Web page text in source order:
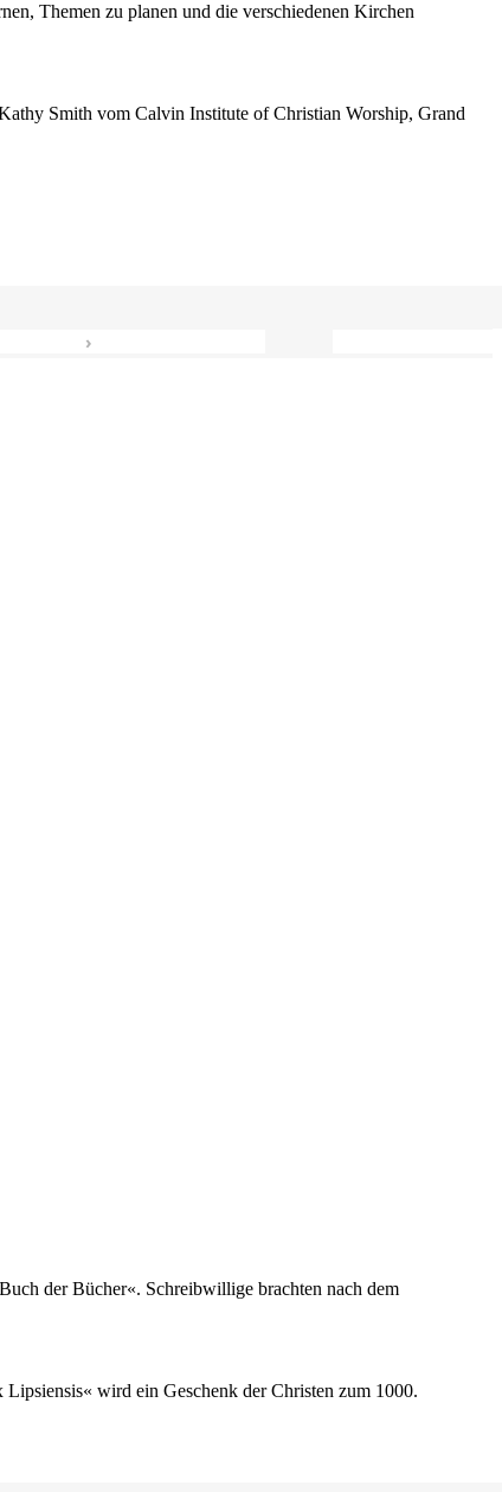
Themen zu planen und die verschiedenen Kirchen
Smith vom Calvin Institute of Christian Worship, Grand
›
der Bücher«. Schreibwillige brachten nach dem
wird ein Geschenk der Christen zum 1000.